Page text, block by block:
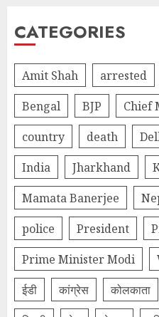
CATEGORIES
Amit Shah arrested
Bengal
BJP Chief
country
death
India
Jharkhand
Mamata Banerjee
police
President
Prime Minister Modi
ईडी
कांग्रेस कोलकाता